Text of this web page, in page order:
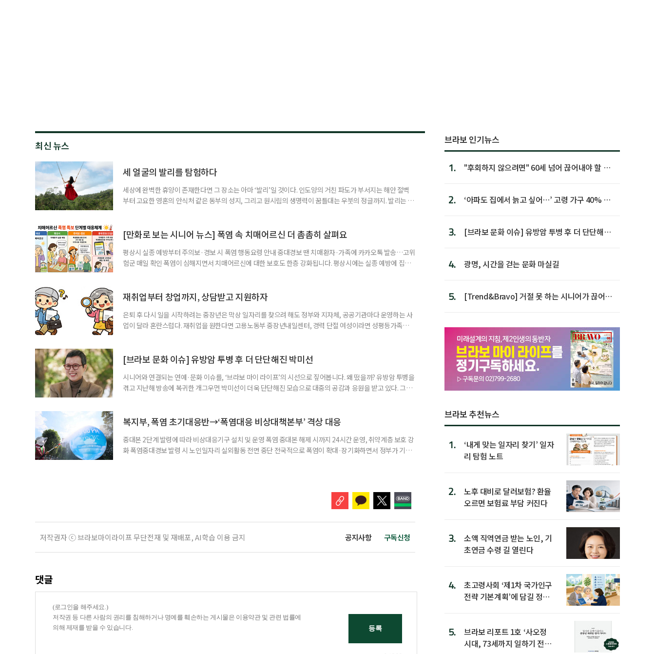
최신 뉴스
세 얼굴의 발리를 탐험하다
세상에 완벽한 휴양이 존재한다면 그 장소는 아마 ‘발리’일 것이다. 인도양의 거친 파도가 부서지는 해안 절벽
부터 고요한 영혼의 안식처 같은 동부의 성지, 그리고 원시림의 생명력이 꿈틀대는 우붓의 정글까지. 발리는 머
순한 휴양을 넘어 오감이 깨어나는 특별한 여정을 원한다면, 미지의 매력으로 가득 찬 발리의 세 가지 얼굴
[만화로 보는 시니어 뉴스] 폭염 속 치매어르신 더 촘촘히 살펴요
평상시 실종 예방부터 주의보·경보 시 폭염 행동요령 안내 중대경보 땐 치매환자·가족에 카카오톡 발송…고위
험군 매일 확인 폭염이 심해지면서 치매어르신에 대한 보호도 한층 강화됩니다. 평상시에는 실종 예방에 집중
매어르신은 인지기능 저하로 폭염 상황을 제대로 인식하거나 스스로 적절하게 대처하는 데 어려움을 겪을 수
재취업부터 창업까지, 상담받고 지원하자
은퇴 후 다시 일을 시작하려는 중장년은 막상 일자리를 찾으려 해도 정부와 지자체, 공공기관마다 운영하는 사
업이 달라 혼란스럽다. 재취업을 원한다면 고용노동부 중장년내일센터, 경력 단절 여성이라면 성평등가족부
준비부터 구직 수당까지 고용노동부 국민취업지원제도 구직활동이 쉽지 않은 사람을 위한 제도다. 개인별 취
업 지원 계획을 세
[브라보 문화 이슈] 유방암 투병 후 더 단단해진 박미선
시니어와 연결되는 연예·문화 이슈를, ‘브라보 마이 라이프’의 시선으로 짚어봅니다. 왜 떴을까? 유방암 투병을
겪고 지난해 방송에 복귀한 개그우먼 박미선이 더욱 단단해진 모습으로 대중의 공감과 응원을 받고 있다. 그러
까. 오랜 방송 생활 뒤 전해진 투병 소식 박미선은 재치 있는 말솜씨와 공감 능력으로
복지부, 폭염 초기대응반→‘폭염대응 비상대책본부’ 격상 대응
중대본 2단계 발령에 따라 비상대응기구 설치 및 운영 폭염 중대본 해제 시까지 24시간 운영, 취약계층 보호 강
화 폭염중대경보 발령 시 노인일자리 실외활동 전면 중단 전국적으로 폭염이 확대·장기화하면서 정부가 기존
저작권자 ⓒ 브라보마이라이프 무단전재 및 재배포, AI학습 이용 금지 공지사항 구독신청
댓글
브라보 인기뉴스
1.
"후회하지 않으려면" 60세 넘어 끊어내야 할 사
2.
‘아파도 집에서 늙고 싶어…’ 고령 가구 40% 노
3.
[브라보 문화 이슈] 유방암 투병 후 더 단단해진
4. 광명, 시간을 걷는 문화 마실길
5.
[Trend&Bravo] 거절 못 하는 시니어가 끊어야
브라보 추천뉴스
1.
‘내게 맞는 일자리 찾기’ 일자
리 탐험 노트
2.
노후 대비로 달러보험? 환율
오르면 보험료 부담 커진다
3.
소액 직역연금 받는 노인, 기
초연금 수령 길 열린다
4.
초고령사회 ‘제1차 국가인구
전략 기본계획’에 담길 정책
5.
브라보 리포트 1호 ‘사오정
시대, 73세까지 일하기 전략’